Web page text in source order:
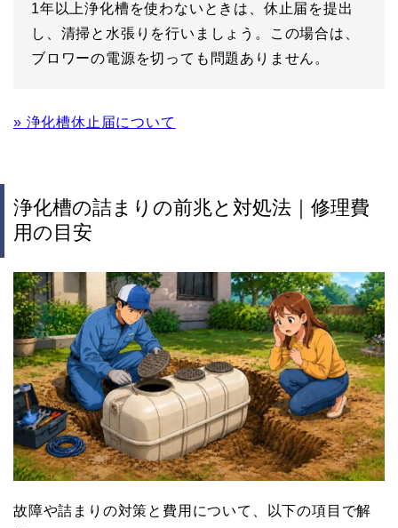
1年以上浄化槽を使わないときは、休止届を提出
し、清掃と水張りを行いましょう。この場合は、
ブロワーの電源を切っても問題ありません。
» 浄化槽休止届について
浄化槽の詰まりの前兆と対処法｜修理費
用の目安
故障や詰まりの対策と費用について、以下の項目で解